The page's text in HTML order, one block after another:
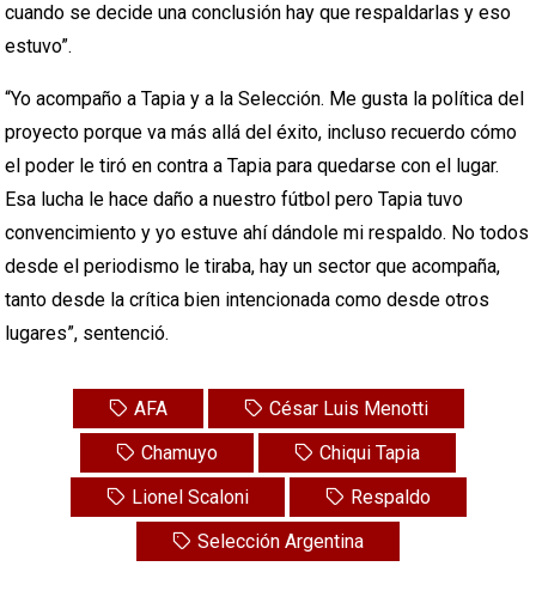
cuando se decide una conclusión hay que respaldarlas y eso
estuvo”.
“Yo acompaño a Tapia y a la Selección. Me gusta la política del
proyecto porque va más allá del éxito, incluso recuerdo cómo
el poder le tiró en contra a Tapia para quedarse con el lugar.
Esa lucha le hace daño a nuestro fútbol pero Tapia tuvo
convencimiento y yo estuve ahí dándole mi respaldo. No todos
desde el periodismo le tiraba, hay un sector que acompaña,
tanto desde la crítica bien intencionada como desde otros
lugares”, sentenció.
AFA
César Luis Menotti
Chamuyo
Chiqui Tapia
Lionel Scaloni
Respaldo
Selección Argentina